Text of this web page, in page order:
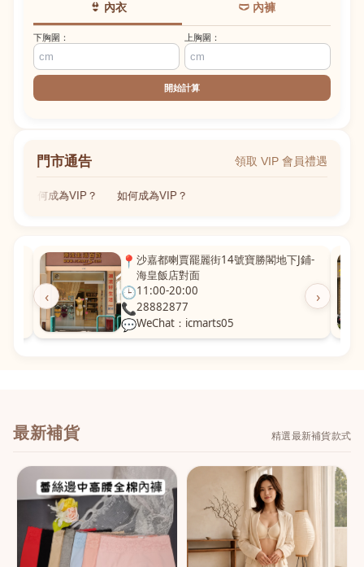
👙 內衣 🩲 內褲
下胸圍： 上胸圍：
開始計算
門市通告 領取 VIP 會員禮遇
如何成為VIP？ 如何成為VIP？
‹ ›
📍 沙嘉都喇賈罷麗街14號寶勝閣地下J鋪-
海皇飯店對面
🕒11:00-20:00
📞28882877
💬WeChat：icmarts05
最新補貨 精選最新補貨款式